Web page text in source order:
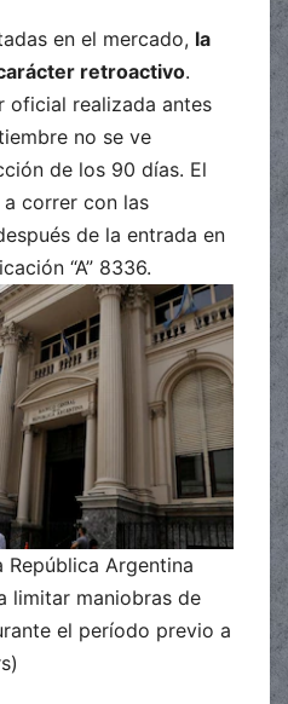
en el mercado, la
retroactivo.
oficial realizada antes
no se ve
de los 90 días. El
correr con las
de la entrada en
“A” 8336.
República Argentina
limitar maniobras de
el período previo a